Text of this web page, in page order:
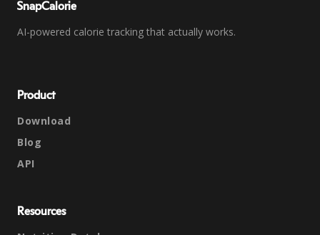
SnapCalorie
AI-powered calorie tracking that actually works.
Product
Download
Blog
API
Resources